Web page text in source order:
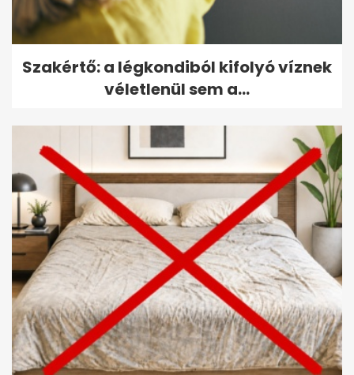
Szakértő: a légkondiból kifolyó víznek
véletlenül sem a...